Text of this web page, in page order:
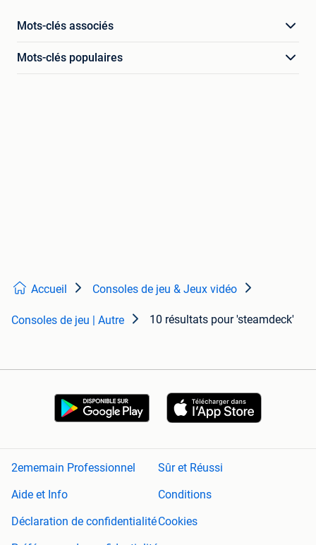
Mots-clés associés
Mots-clés populaires
Accueil Consoles de jeu & Jeux vidéo
Consoles de jeu | Autre 10 résultats pour 'steamdeck'
2ememain Professionnel
Sûr et Réussi
Aide et Info
Conditions
Déclaration de confidentialitéCookies